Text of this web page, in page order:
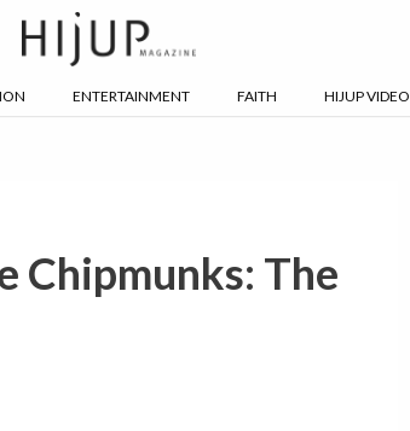
ENTERTAINMENT FAITH HIJUP VIDEO
Chipmunks: The